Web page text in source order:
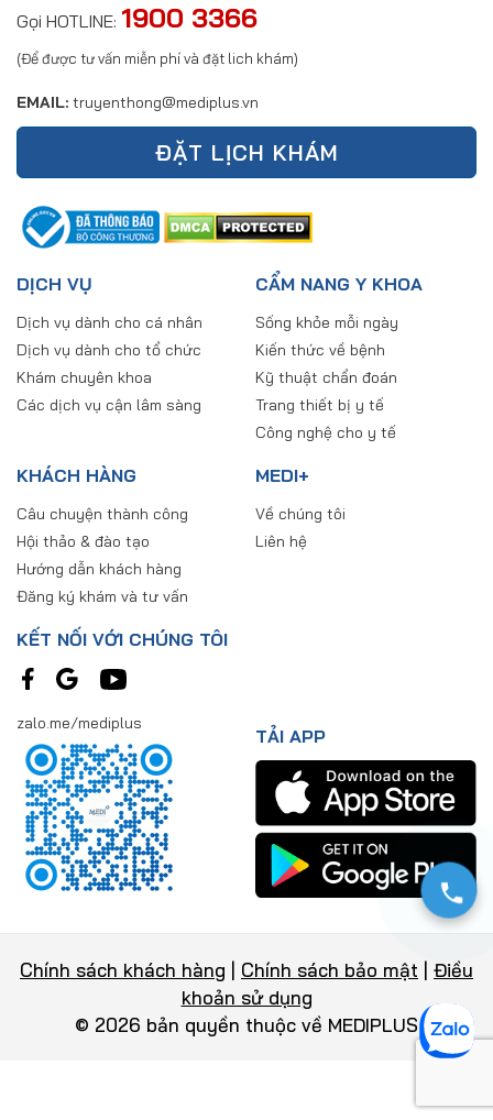
Gọi HOTLINE: 1900 3366
(Để được tư vấn miễn phí và đặt lich khám)
EMAIL: truyenthong@mediplus.vn
ĐẶT LỊCH KHÁM
DỊCH VỤ
Dịch vụ dành cho cá nhân
Dịch vụ dành cho tổ chức
Khám chuyên khoa
Các dịch vụ cận lâm sàng
CẨM NANG Y KHOA
Sống khỏe mỗi ngày
Kiến thức về bệnh
Kỹ thuật chẩn đoán
Trang thiết bị y tế
Công nghệ cho y tế
KHÁCH HÀNG
Câu chuyện thành công
Hội thảo & đào tạo
Hướng dẫn khách hàng
Đăng ký khám và tư vấn
MEDI+
Về chúng tôi
Liên hệ
KẾT NỐI VỚI CHÚNG TÔI
zalo.me/mediplus
TẢI APP
Chính sách khách hàng Chính sách bảo mật
Điều
khoản sử dụng
© 2026 bản quyền thuộc về MEDIPLUS